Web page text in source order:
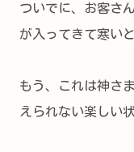
ついでに、お客さ
が入ってきて寒い
もう、これは神さ
えられない楽し